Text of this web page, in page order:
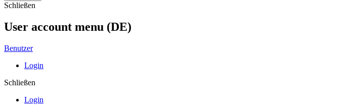
Schließen
User account menu (DE)
Benutzer
Login
Schließen
Login